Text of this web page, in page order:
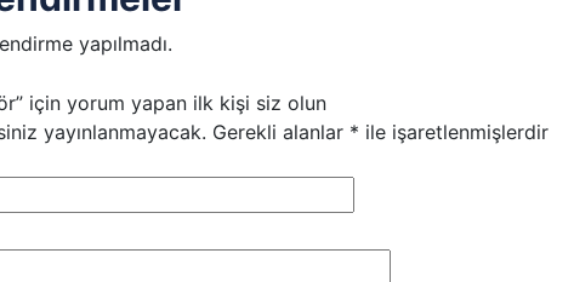
yapılmadı.
için yorum yapan ilk kişi siz olun
yayınlanmayacak. Gerekli alanlar * ile işaretlenmişlerdir